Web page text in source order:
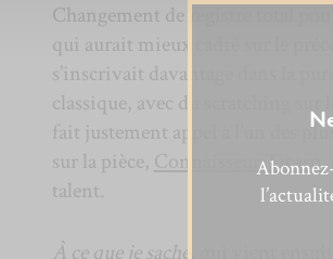
Changement de registre total
qui aurait mieux cadré sur le
s’inscrivait davantage dans la
classique, avec du scratching sur
fait justement appel à l’un des
sur la pièce, Connaisseur Ticaso,
talent.
À ce que je sache